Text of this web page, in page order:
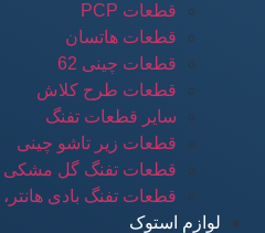
قطعات PCP
قطعات هاتسان
قطعات چینی 62
قطعات طرح کلاش
سایر قطعات تفنگ
قطعات زیر تاشو چینی
قطعات تفنگ گل مشکی
قطعات تفنگ بادی
لوازم استوک